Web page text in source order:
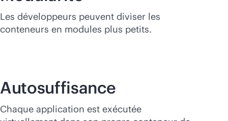
Les développeurs peuvent diviser les
conteneurs en modules plus petits.
Autosuffisance
Chaque application est exécutée